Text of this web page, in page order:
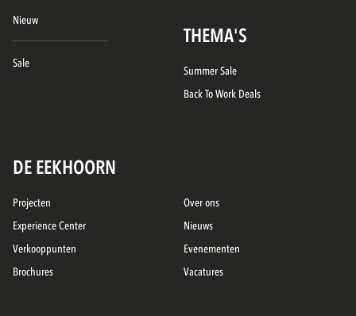
Nieuw
Sale
THEMA'S
Summer Sale
Back To Work Deals
DE EEKHOORN
Projecten
Experience Center
Verkooppunten
Brochures
Over ons
Nieuws
Evenementen
Vacatures